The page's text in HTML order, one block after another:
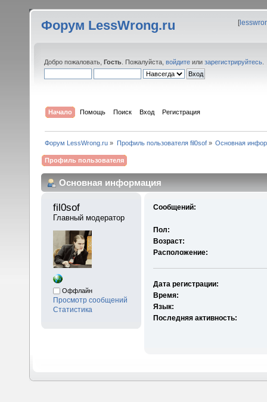
Форум LessWrong.ru [
Добро пожаловать, Гость . Пожалуйста, войдите или зарегистрируйтесь
Начало Помощь Поиск Вход Регистрация
Форум LessWrong.ru » Профиль пользователя fil0sof» Основная
Профиль пользователя
Основная информация
fil0sof
Главный модератор
Оффлайн
Просмотр сообщений
Статистика
Сообщений:
Пол:
Возраст:
Расположение:
Дата регистрации:
Время:
Язык:
Последняя активность: